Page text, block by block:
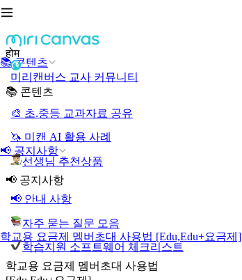
📚 콘텐츠
📢 공지사항
학교용 요금제 멤버초대 사용법 [Edu,Edu+요금제]
होम
미리캔버스 교사 커뮤니티
📚 콘텐츠
🎨 초.중등 교과자료 공유
🦄 미캔 AI 활용 사례
선생님 추천상품
📢 공지사항
📢 안내 사항
자주 묻는 질문 모음
학습지원 소프트웨어 체크리스트
학교용 요금제 멤버초대 사용법